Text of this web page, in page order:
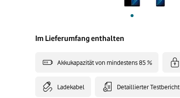
Im Lieferumfang enthalten
Akkukapazität von mindestens 85 %
Ladekabel Detaillierter Testbericht